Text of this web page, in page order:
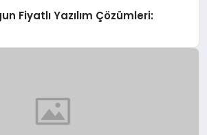
Fiyatlı Yazılım Çözümleri: